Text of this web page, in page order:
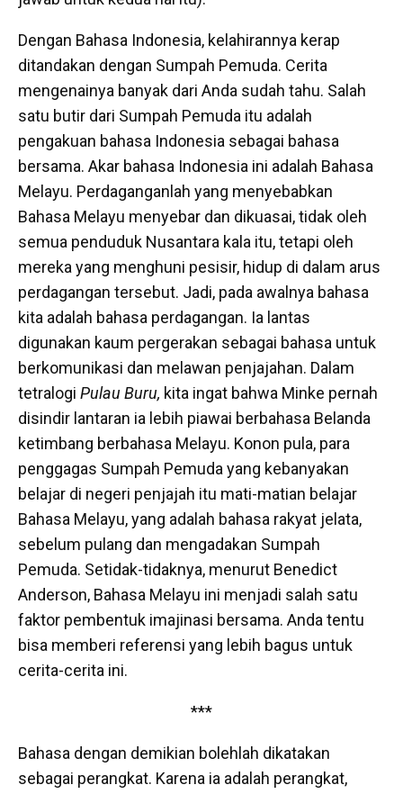
Dengan Bahasa Indonesia, kelahirannya kerap
ditandakan dengan Sumpah Pemuda. Cerita
mengenainya banyak dari Anda sudah tahu. Salah
satu butir dari Sumpah Pemuda itu adalah
pengakuan bahasa Indonesia sebagai bahasa
bersama. Akar bahasa Indonesia ini adalah Bahasa
Melayu. Perdaganganlah yang menyebabkan
Bahasa Melayu menyebar dan dikuasai, tidak oleh
semua penduduk Nusantara kala itu, tetapi oleh
mereka yang menghuni pesisir, hidup di dalam arus
perdagangan tersebut. Jadi, pada awalnya bahasa
kita adalah bahasa perdagangan. Ia lantas
digunakan kaum pergerakan sebagai bahasa untuk
berkomunikasi dan melawan penjajahan. Dalam
tetralogi Pulau Buru, kita ingat bahwa Minke pernah
disindir lantaran ia lebih piawai berbahasa Belanda
ketimbang berbahasa Melayu. Konon pula, para
penggagas Sumpah Pemuda yang kebanyakan
belajar di negeri penjajah itu mati-matian belajar
Bahasa Melayu, yang adalah bahasa rakyat jelata,
sebelum pulang dan mengadakan Sumpah
Pemuda. Setidak-tidaknya, menurut Benedict
Anderson, Bahasa Melayu ini menjadi salah satu
faktor pembentuk imajinasi bersama. Anda tentu
bisa memberi referensi yang lebih bagus untuk
cerita-cerita ini.
***
Bahasa dengan demikian bolehlah dikatakan
sebagai perangkat. Karena ia adalah perangkat,